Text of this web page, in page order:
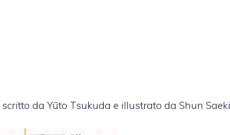
scritto da Yūto Tsukuda e illustrato da Shun Saeki